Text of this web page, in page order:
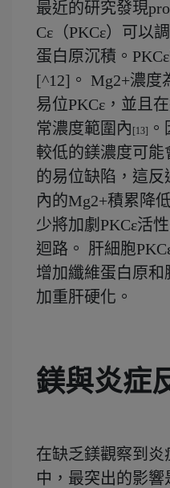
最近的研究發現
Cε（PKCε）可以
蛋白原沉積。
[^12]。 Mg2+濃度
易位PKCε，並且
常濃度範圍內 [13]
較低的鎂濃度可能
的易位缺陷，這
內的Mg2+積累降
少將加劇PKCε活
迴路。 肝細胞
增加纖維蛋白原和
加重肝硬化。
鎂與炎症
在缺乏鎂觀察到炎
中，最突出的影